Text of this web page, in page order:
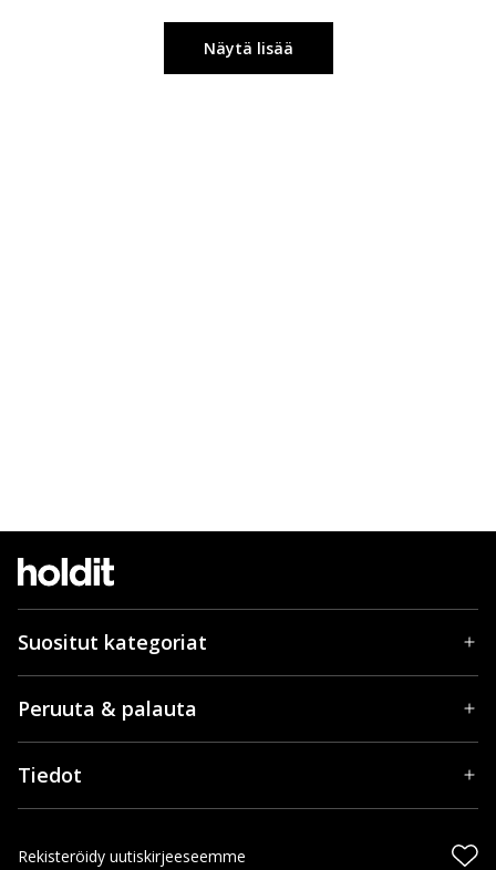
Näytä lisää
Suositut kategoriat
Peruuta & palauta
Tiedot
Rekisteröidy uutiskirjeeseemme